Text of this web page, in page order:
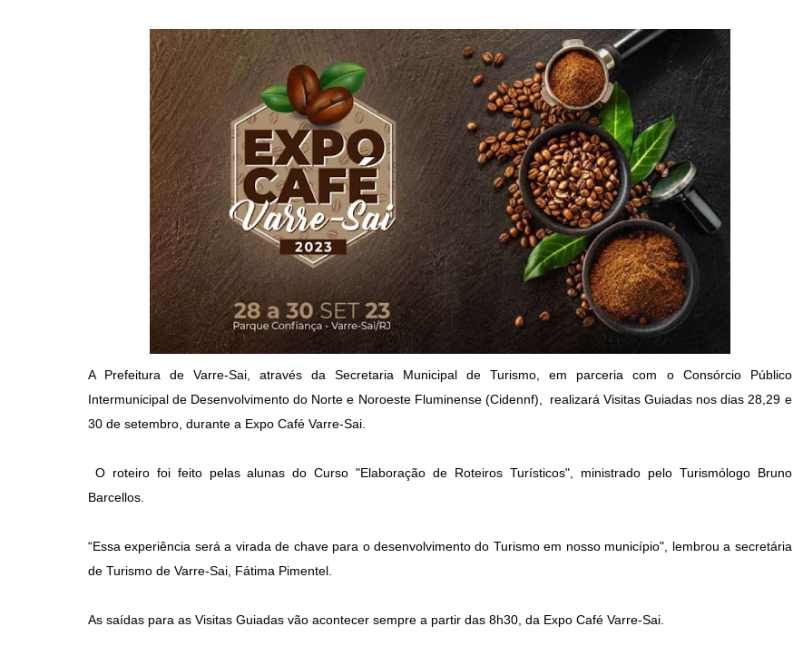
A Prefeitura de Varre-Sai, através da Secretaria Municipal de Turismo, em parceria com o Consórcio Público
Intermunicipal de Desenvolvimento do Norte e Noroeste Fluminense (Cidennf), realizará Visitas Guiadas nos dias 28,29 e
30 de setembro, durante a Expo Café Varre-Sai.
O roteiro foi feito pelas alunas do Curso "Elaboração de Roteiros Turísticos", ministrado pelo Turismólogo Bruno
Barcellos.
“Essa experiência será a virada de chave para o desenvolvimento do Turismo em nosso município", lembrou a secretária
de Turismo de Varre-Sai, Fátima Pimentel.
As saídas para as Visitas Guiadas vão acontecer sempre a partir das 8h30, da Expo Café Varre-Sai.